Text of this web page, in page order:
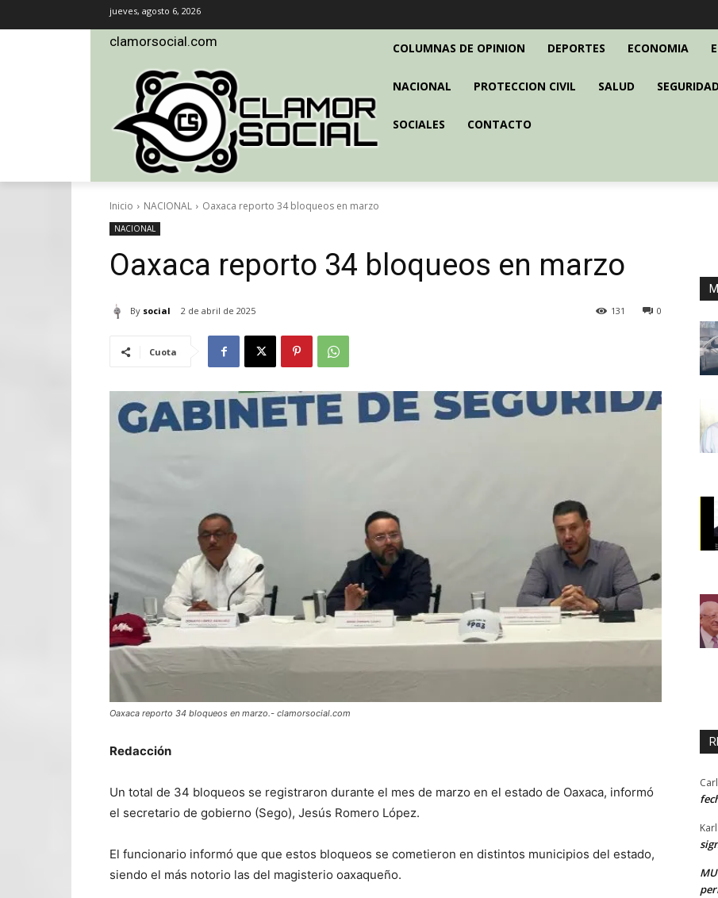
jueves, agosto 6, 2026
clamorsocial.com COLUMNAS DE OPINION DEPORTES ECONOMIA
NACIONAL PROTECCION CIVIL SALUD
SOCIALES CONTACTO
Inicio NACIONAL Oaxaca reporto 34 bloqueos en marzo
NACIONAL
Oaxaca reporto 34 bloqueos en marzo
By social 2 de abril de 2025 0
131
Cuota
Oaxaca reporto 34 bloqueos en marzo.- clamorsocial.com
Redacción
Un total de 34 bloqueos se registraron durante el mes de marzo en el estado de Oaxaca, informó
el secretario de gobierno (Sego), Jesús Romero López.
El funcionario informó que que estos bloqueos se cometieron en distintos municipios del estado,
siendo el más notorio las del magisterio oaxaqueño.